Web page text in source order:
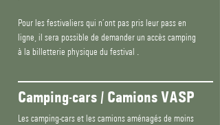
Pour les festivaliers qui n’ont pas pris leur pass en
ligne, il sera possible de demander un accès camping
à la billetterie physique du festival .
Camping-cars / Camions VASP
Les camping-cars et les camions aménagés de moins